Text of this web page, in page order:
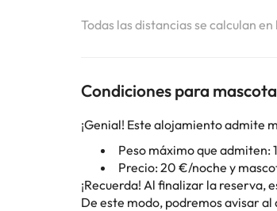
Todas las distancias se calculan
Condiciones para
¡Genial! Este alojamiento admite
Peso máximo que admiten:
Precio: 20 €/noche y
¡Recuerda! Al finalizar la reserva,
De este modo, podremos avisar